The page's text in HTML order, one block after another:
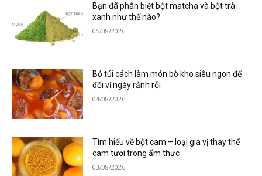
Bạn đã phân biệt bột matcha và bột trà
xanh như thế nào?
05/08/2026
Bỏ túi cách làm món bò kho siêu ngon để
đổi vị ngày rảnh rỗi
04/08/2026
Tìm hiểu về bột cam – loại gia vị thay thế
cam tươi trong ẩm thực
03/08/2026